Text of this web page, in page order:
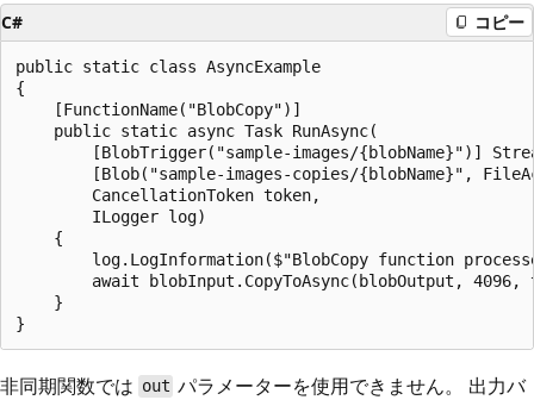
C# コピー
public static class AsyncExample
{
    [FunctionName("BlobCopy")]
    public static async Task RunAsync(
[BlobTrigger("sample-images/{blobName}")]
[Blob("sample-images-copies/{blobName}",
        CancellationToken token,
        ILogger log)
    {
log.LogInformation($"BlobCopy function
await blobInput.CopyToAsync(blobOutput, 4096,
    }
非同期関数では out パラメーターを使用できません。 出力バ